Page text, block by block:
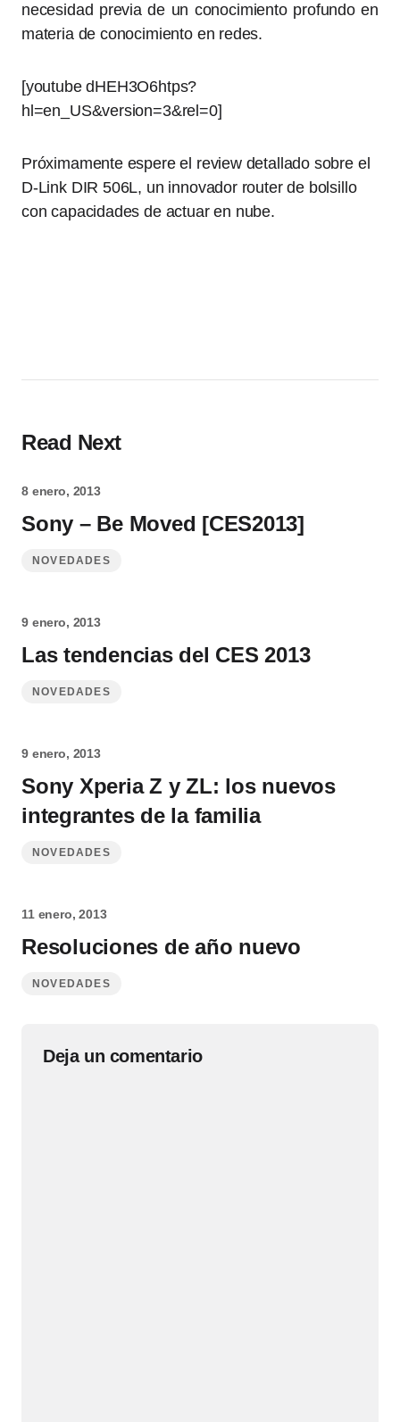
necesidad previa de un conocimiento profundo en
materia de conocimiento en redes.
[youtube dHEH3O6htps?
hl=en_US&version=3&rel=0]
Próximamente espere el review detallado sobre el
D-Link DIR 506L, un innovador router de bolsillo
con capacidades de actuar en nube.
Read Next
8 enero, 2013
Sony – Be Moved [CES2013]
NOVEDADES
9 enero, 2013
Las tendencias del CES 2013
NOVEDADES
9 enero, 2013
Sony Xperia Z y ZL: los nuevos
integrantes de la familia
NOVEDADES
11 enero, 2013
Resoluciones de año nuevo
NOVEDADES
Deja un comentario